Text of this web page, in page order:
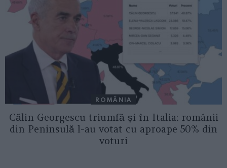
ROMÂNIA
Călin Georgescu triumfă și în Italia: românii
din Peninsulă l-au votat cu aproape 50% din
voturi